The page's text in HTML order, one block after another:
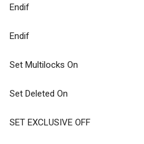
Endif
Endif
Set Multilocks On
Set Deleted On
SET EXCLUSIVE OFF